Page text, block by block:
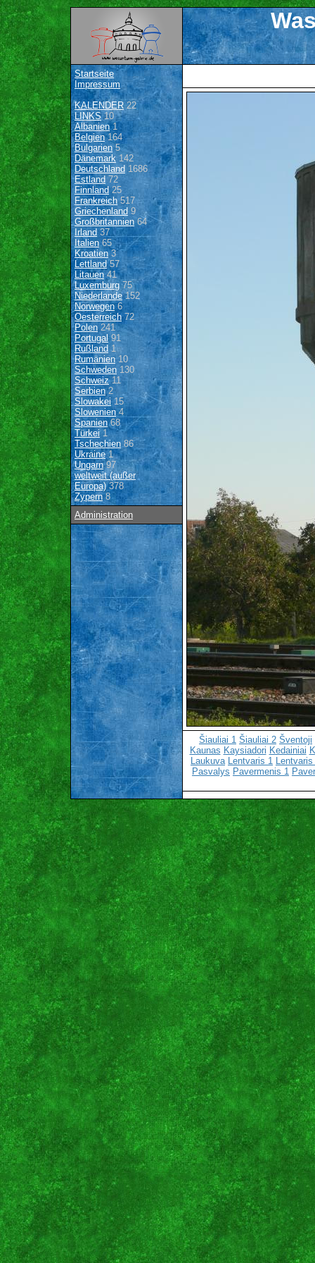
Startseite
Impressum
KALENDER22
LINKS10
Albanien1
Belgien164
Bulgarien 5
Dänemark142
Deutschland 1686
Estland 72
Finnland 25
Frankreich517
Griechenland9
Großbritannien64
Irland 37
Italien65
Kroatien3
Lettland57
Litauen41
Luxemburg 75
Niederlande152
Norwegen6
Oesterreich72
Polen 241
Portugal91
Rußland 1
Rumänien10
Schweden 130
Schweiz11
Serbien2
Slowakei15
Slowenien4
Spanien68
Türkei1
Tschechien 86
Ukraine1
Ungarn97
weltweit (außer
Europa)378
Zypern8
Administration
Šiauliai 1 Šiauliai 2 Šventoji
Kaunas Kaysiadori Kedainiai
Laukuva Lentvaris 1 Lentvaris
Pasvalys Pavermenis 1